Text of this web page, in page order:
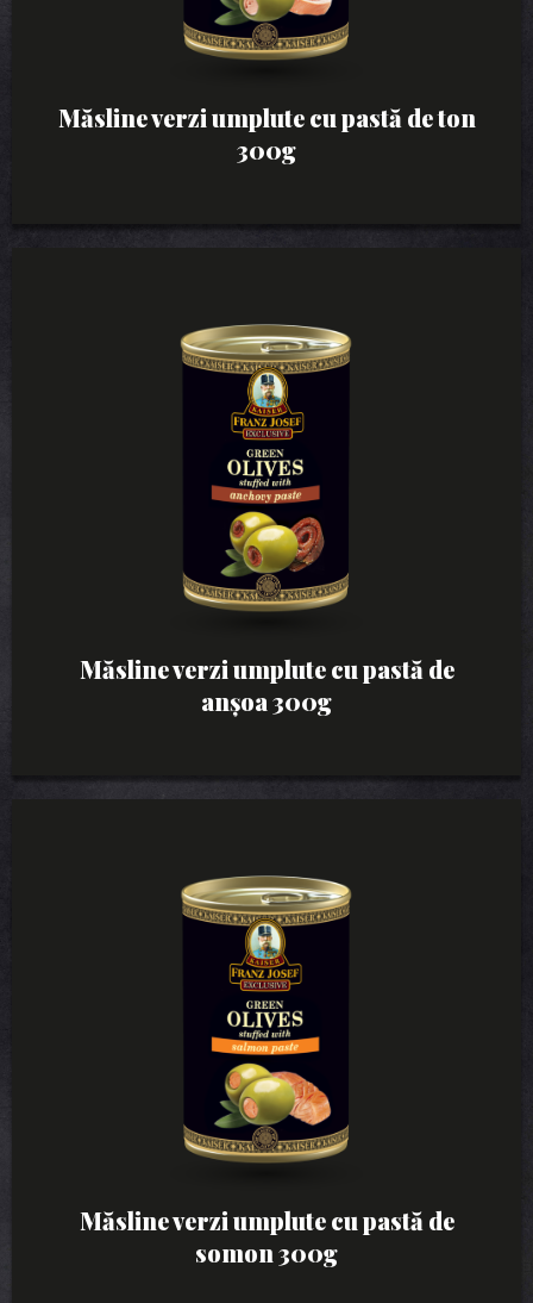
Măsline verzi umplute cu pastă de ton
300g
Măsline verzi umplute cu pastă de
anșoa 300g
Măsline verzi umplute cu pastă de
somon 300g